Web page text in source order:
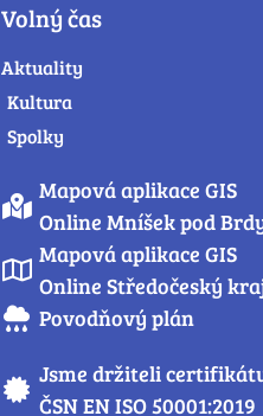
Volný čas
Aktuality
Kultura
Spolky
Mapová aplikace GIS
Online Mníšek pod
Mapová aplikace GIS
Online Středočeský
Povodňový plán
Jsme držiteli
ČSN EN ISO 50001:2019